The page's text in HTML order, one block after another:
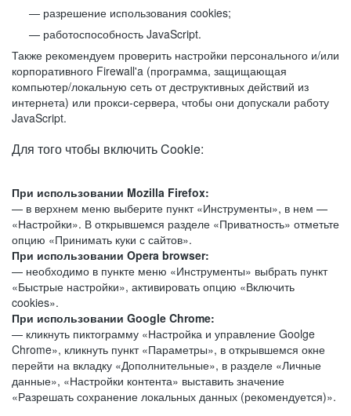
разрешение использования cookies;
работоспособность JavaScript.
Также рекомендуем проверить настройки персонального и/или
корпоративного Firewall'a (программа, защищающая
компьютер/локальную сеть от деструктивных действий из
интернета) или прокси-сервера, чтобы они допускали работу
JavaScript.
Для того чтобы включить Cookie:
При использовании Mozilla Firefox:
— в верхнем меню выберите пункт «Инструменты», в нем —
«Настройки». В открывшемся разделе «Приватность» отметьте
опцию «Принимать куки с сайтов».
При использовании Opera browser:
— необходимо в пункте меню «Инструменты» выбрать пункт
«Быстрые настройки», активировать опцию «Включить
cookies».
При использовании Google Chrome:
— кликнуть пиктограмму «Настройка и управление Goolge
Chrome», кликнуть пункт «Параметры», в открывшемся окне
перейти на вкладку «Дополнительные», в разделе «Личные
данные», «Настройки контента» выставить значение
«Разрешать сохранение локальных данных (рекомендуется)».